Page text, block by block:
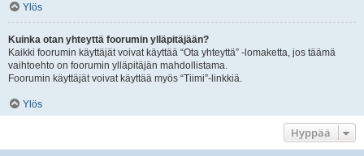
Ylös
Kuinka otan yhteyttä foorumin ylläpitäjään?
Kaikki foorumin käyttäjät voivat käyttää “Ota yhteyttä” -lomaketta, jos täämä
vaihtoehto on foorumin ylläpitäjän mahdollistama.
Foorumin käyttäjät voivat käyttää myös “Tiimi”-linkkiä.
Ylös
Hyppää